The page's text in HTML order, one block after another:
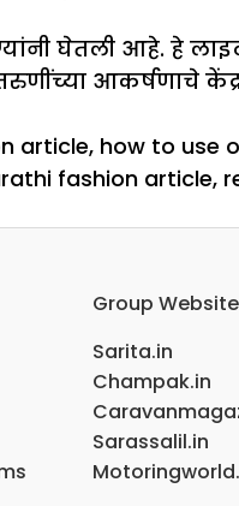
घेतली आहे. हे
तरुणींच्या आकर्षणाचे
article, how to use
fashion article,
Group
Sarita.in
Champak.in
Sarassalil.in